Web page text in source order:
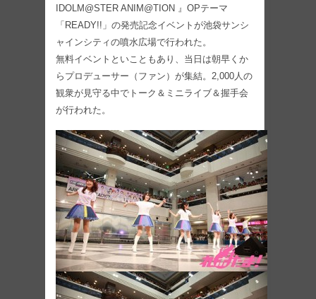
IDOLM@STER ANIM@TION 』OPテーマ
「READY!!」の発売記念イベントが池袋サンシ
ャインシティの噴水広場で行われた。
無料イベントといこともあり、当日は朝早くか
らプロデューサー（ファン）が集結。2,000人の
観衆が見守る中でトーク＆ミニライブ＆握手会
が行われた。